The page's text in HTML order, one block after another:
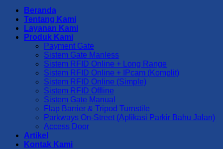
Beranda
Tentang Kami
Layanan Kami
Produk Kami
Payment Gate
Sistem Gate Manless
Sistem RFID Online + Long Range
Sistem RFID Online + IPcam (Komplit)
Sistem RFID Online (Simple)
Sistem RFID Offline
Sistem Gate Manual
Flap Barrier & Tripod Turnstile
Parkways On-Street (Aplikasi Parkir Bahu Jalan)
Access Door
Artikel
Kontak Kami